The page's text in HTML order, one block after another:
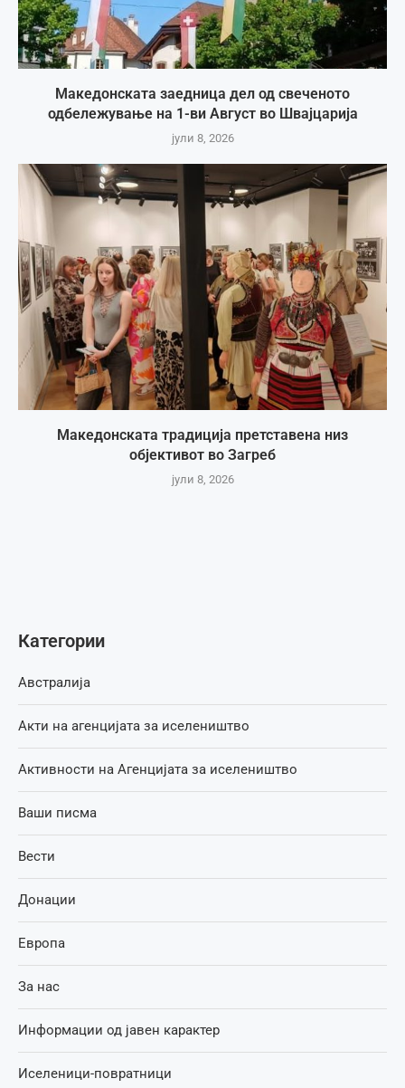
Македонската заедница дел од свеченото
одбележување на 1-ви Август во Швајцарија
јули 8, 2026
Македонската традиција претставена низ
објективот во Загреб
јули 8, 2026
Категории
Австралија
Акти на агенцијата за иселеништво
Активности на Агенцијата за иселеништво
Ваши писма
Вести
Донации
Европа
За нас
Информации од јавен карактер
Иселеници-повратници